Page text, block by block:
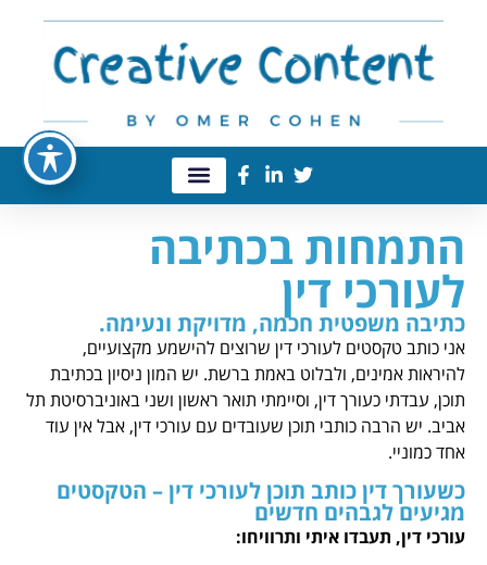
התמחות בכתיבה
לעורכי דין
כתיבה משפטית חכמה, מדויקת ונעימה.
אני כותב טקסטים לעורכי דין שרוצים להישמע מקצועיים,
להיראות אמינים, ולבלוט באמת ברשת. יש המון ניסיון בכתיבת
תוכן, עבדתי כעורך דין, וסיימתי תואר ראשון ושני באוניברסיטת תל
אביב. יש הרבה כותבי תוכן שעובדים עם עורכי דין, אבל אין עוד
אחד כמוניי.
כשעורך דין כותב תוכן לעורכי דין – הטקסטים
מגיעים לגבהים חדשים
עורכי דין, תעבדו איתי ותרוויחו: